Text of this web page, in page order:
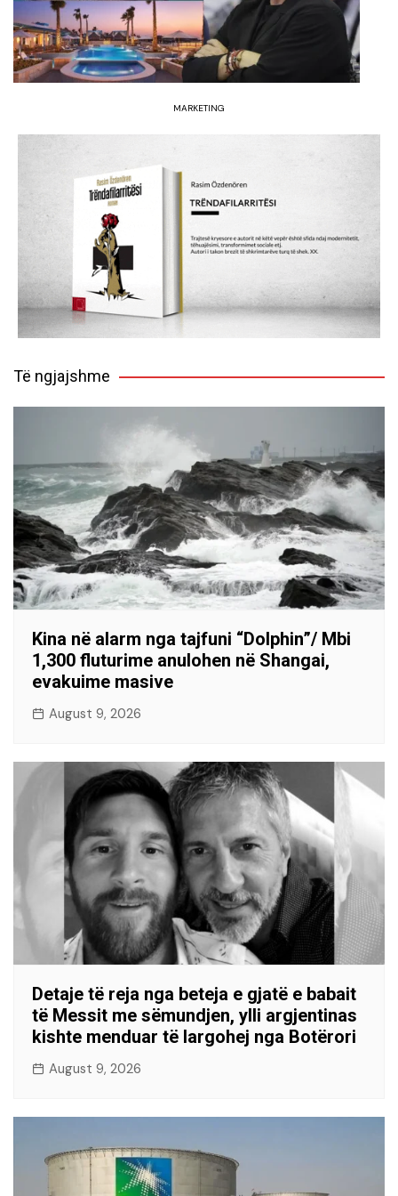
MARKETING
Të ngjajshme
Kina në alarm nga tajfuni “Dolphin”/ Mbi
1,300 fluturime anulohen në Shangai,
evakuime masive
August 9, 2026
Detaje të reja nga beteja e gjatë e babait
të Messit me sëmundjen, ylli argjentinas
kishte menduar të largohej nga Botërori
August 9, 2026